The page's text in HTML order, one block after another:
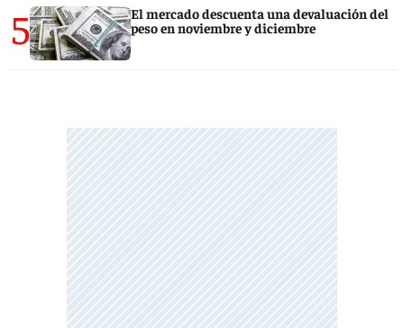
5
El mercado descuenta una devaluación del
peso en noviembre y diciembre